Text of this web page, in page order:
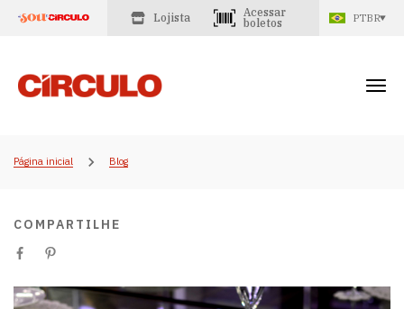
Lojista
Acessar
boletos
PTBR
Página inicial Blog
COMPARTILHE